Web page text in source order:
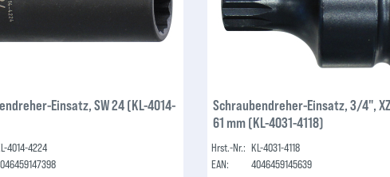
Einsatz, SW 24 (KL-4014-
4014-4224
Schraubendreher-Einsatz, 3/4",
61 mm (KL-4031-4118)
Hrst.-Nr.: KL-4031-4118
EAN:
4046459145639